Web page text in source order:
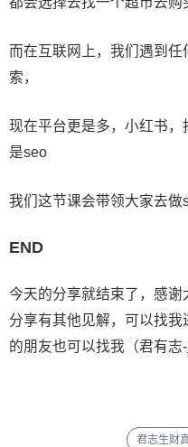
而在互联网上，我们遇到
索，
现在平台更是多，小红书
是seo
我们这节课会带领大家去
END
今天的分享就结束了，感
分享有其他见解，可以找
的朋友也可以找我（君有志-
君志生财